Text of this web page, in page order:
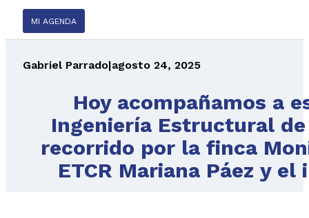
MI AGENDA
Gabriel Parrado|agosto 24, 2025
Hoy acompañamos a
Ingeniería Estructural
recorrido por la finca
ETCR Mariana Páez y